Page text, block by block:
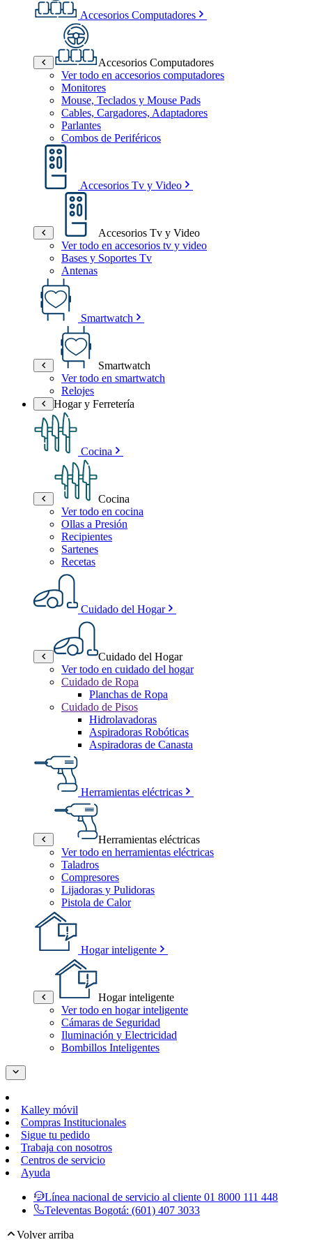
Accesorios Computadores
Accesorios Computadores
Ver todo en accesorios computadores
Monitores
Mouse, Teclados y Mouse Pads
Cables, Cargadores, Adaptadores
Parlantes
Combos de Periféricos
Accesorios Tv y Video
Accesorios Tv y Video
Ver todo en accesorios tv y video
Bases y Soportes Tv
Antenas
Smartwatch
Smartwatch
Ver todo en smartwatch
Relojes
Hogar y Ferretería
Cocina
Cocina
Ver todo en cocina
Ollas a Presión
Recipientes
Sartenes
Recetas
Cuidado del Hogar
Cuidado del Hogar
Ver todo en cuidado del hogar
Cuidado de Ropa
Planchas de Ropa
Cuidado de Pisos
Hidrolavadoras
Aspiradoras Robóticas
Aspiradoras de Canasta
Herramientas eléctricas
Herramientas eléctricas
Ver todo en herramientas eléctricas
Taladros
Compresores
Lijadoras y Pulidoras
Pistola de Calor
Hogar inteligente
Hogar inteligente
Ver todo en hogar inteligente
Cámaras de Seguridad
Iluminación y Electricidad
Bombillos Inteligentes
Kalley móvil
Compras Institucionales
Sigue tu pedido
Trabaja con nosotros
Centros de servicio
Ayuda
Línea nacional de servicio al cliente 01 8000 111 448
Televentas Bogotá: (601) 407 3033
Volver arriba